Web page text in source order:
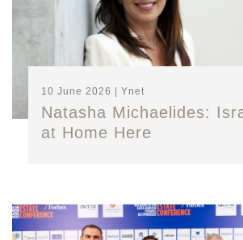
10 June 2026 | Ynet
Natasha Michaelides:
at Home Here